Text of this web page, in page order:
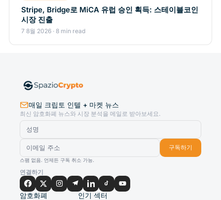
Stripe, Bridge로 MiCA 유럽 승인 획득: 스테이블코인
시장 진출
7 8월 2026 · 8 min read
매일 크립토 인텔 + 마켓 뉴스
최신 암호화폐 뉴스와 시장 분석을 메일로 받아보세요.
구독하기
스팸 없음. 언제든 구독 취소 가능.
연결하기
암호화폐 인기 섹터